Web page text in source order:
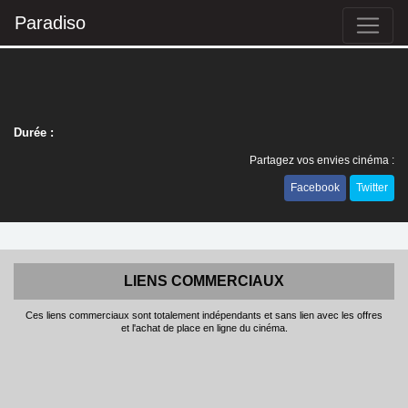
Paradiso
Durée :
Partagez vos envies cinéma :
Facebook Twitter
LIENS COMMERCIAUX
Ces liens commerciaux sont totalement indépendants et sans lien avec les offres
et l'achat de place en ligne du cinéma.